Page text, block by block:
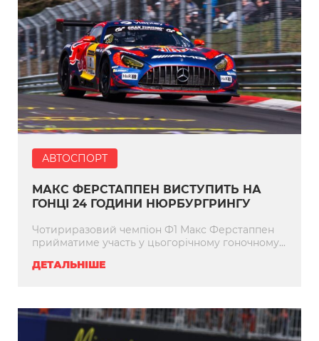
АВТОСПОРТ
МАКС ФЕРСТАППЕН ВИСТУПИТЬ НА
ГОНЦІ 24 ГОДИНИ НЮРБУРГРИНГУ
Чотириразовий чемпіон Ф1 Макс Ферстаппен
прийматиме участь у цьогорічному гоночному...
ДЕТАЛЬНІШЕ